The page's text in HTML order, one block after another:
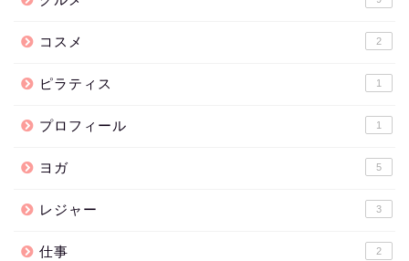
コスメ 2
ピラティス 1
プロフィール 1
ヨガ 5
レジャー 3
仕事 2